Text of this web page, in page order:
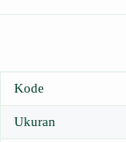
Kode
Ukuran